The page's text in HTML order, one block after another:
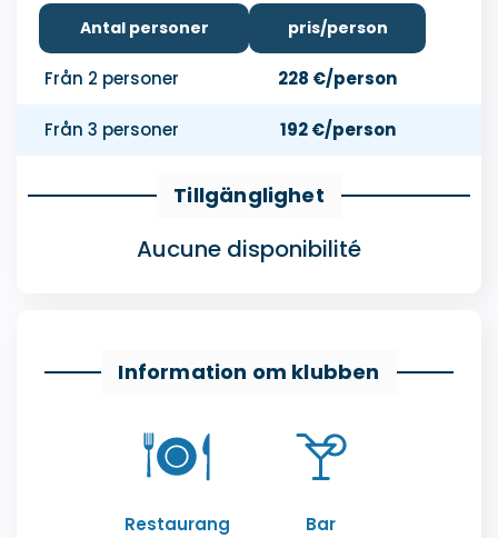
Antal personer pris/person
Från 2 personer 228 €/person
Från 3 personer 192 €/person
Tillgänglighet
Aucune disponibilité
Information om klubben
Restaurang Bar